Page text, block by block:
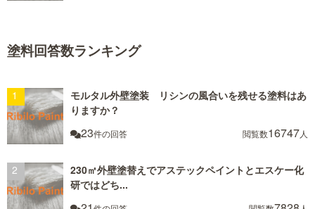
塗料回答数ランキング
モルタル外壁塗装 リシンの風合いを残せる塗料はあ
りますか？
23件の回答 閲覧数16747人
230㎡外壁塗替えでアステックペイントとエスケー化
研ではどち...